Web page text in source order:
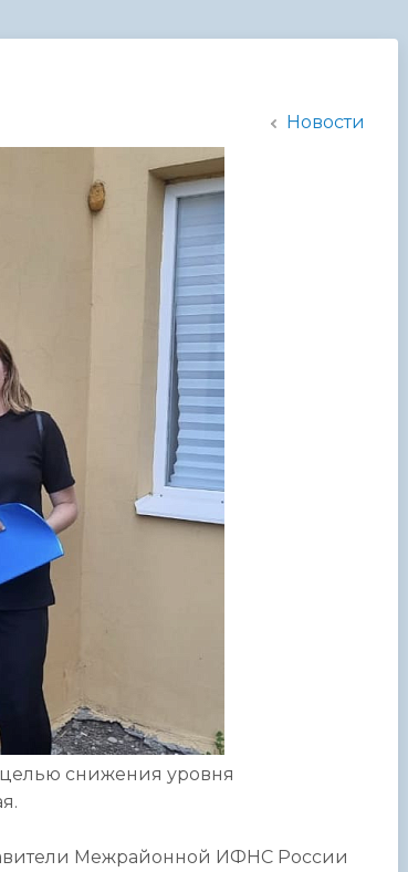
Новости
снижения уровня
Межрайонной ИФНС России